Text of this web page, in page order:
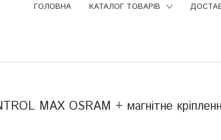
ГОЛОВНА КАТАЛОГ ТОВАРІВ
MAX OSRAM + магнітне